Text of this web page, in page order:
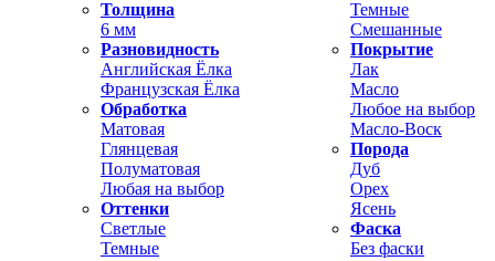
Толщина
6 мм
Темные
Смешанные
Разновидность
Английская Ёлка
Французская Ёлка
Обработка
Матовая
Глянцевая
Полуматовая
Любая на выбор
Оттенки
Светлые
Темные
Покрытие
Лак
Масло
Любое на выбор
Масло-Воск
Порода
Дуб
Орех
Ясень
Фаска
Без фаски